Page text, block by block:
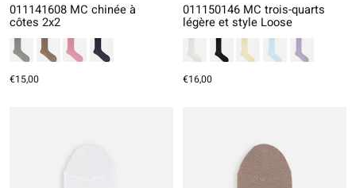
011141608 MC chinée à
côtes 2x2
€15,00
011150146 MC trois-quarts
légère et style Loose
€16,00